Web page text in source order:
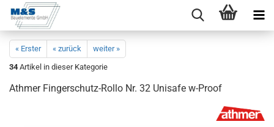
« Erster « zurück
weiter »
34 Artikel in dieser Kategorie
Ath­mer Fingerschutz-​Rollo Nr. 32 Uni­safe w-​Proof